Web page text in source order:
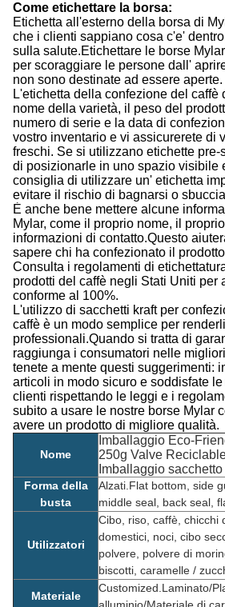
Come etichettare la borsa:
Etichetta all'esterno della borsa di
che i clienti sappiano cosa c'e'
sulla salute.Etichettare le borse
per scoraggiare le persone dall'
non sono destinate ad essere aperte.
L'etichetta della confezione del caffè
nome della varietà, il peso del
numero di serie e la data di
vostro inventario e vi assicurerete di
freschi. Se si utilizzano etichette pre-
di posizionarle in uno spazio visibile
consiglia di utilizzare un' etichetta
evitare il rischio di bagnarsi o
È anche bene mettere alcune
Mylar, come il proprio nome, il
informazioni di contatto.Questo
sapere chi ha confezionato il
Consulta i regolamenti di
prodotti del caffè negli Stati Uniti per
conforme al 100%.
L'utilizzo di sacchetti kraft per
caffè è un modo semplice per
professionali.Quando si tratta di
raggiunga i consumatori nelle
tenete a mente questi suggerimenti:
articoli in modo sicuro e soddisfate
clienti rispettando le leggi e i
subito a usare le nostre borse Mylar
avere un prodotto di migliore qualità.
Nome
Imballaggio Eco-
250g Valve
Imballaggio sacchetto
Forma della
busta
Alzati. Flat bottom, side
middle seal, back seal,
Utilizzatori
Cibo, riso, caffè, chicchi
domestici, noci, cibo
polvere, polvere di
biscotti, caramelle /
Materiale
Customized.Laminato/